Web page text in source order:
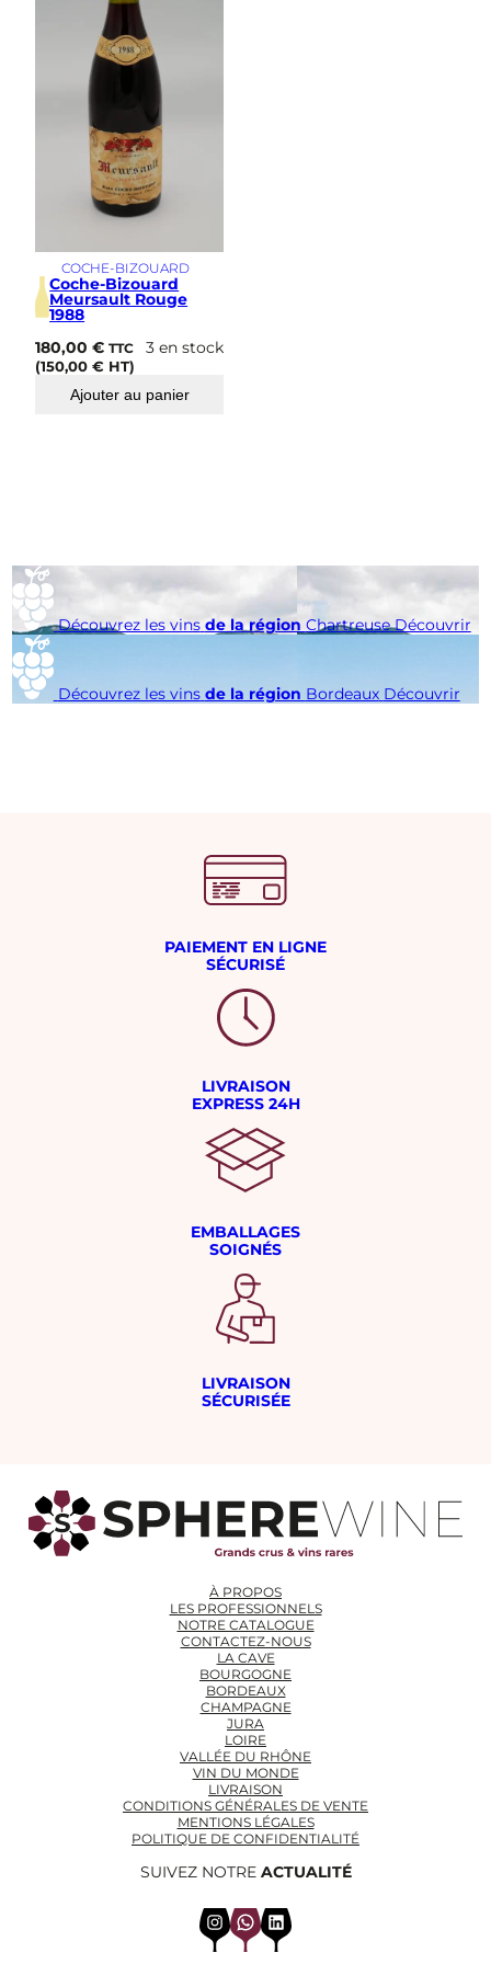
COCHE-BIZOUARD
Coche-Bizouard
Meursault Rouge
1988
180,00€ TTC
(150,00€ HT)
3 en stock
Ajouter au panier
Découvrez les vins de la région Chartreuse Découvrir
Découvrez les vins de la région Bordeaux Découvrir
PAIEMENT EN LIGNE
SÉCURISÉ
LIVRAISON
EXPRESS 24H
EMBALLAGES
SOIGNÉS
LIVRAISON
SÉCURISÉE
À PROPOS
LES PROFESSIONNELS
NOTRE CATALOGUE
CONTACTEZ-NOUS
LA CAVE
BOURGOGNE
BORDEAUX
CHAMPAGNE
JURA
LOIRE
VALLÉE DU RHÔNE
VIN DU MONDE
LIVRAISON
CONDITIONS GÉNÉRALES DE VENTE
MENTIONS LÉGALES
POLITIQUE DE CONFIDENTIALITÉ
SUIVEZ NOTRE ACTUALITÉ
InstagramWhatsApp LinkedIn